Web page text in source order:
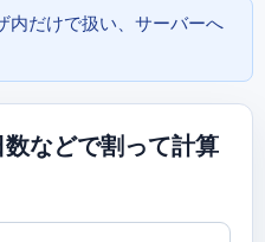
内だけで扱い、サーバーへ
などで割って計算